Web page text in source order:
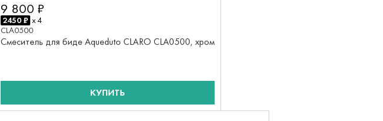
9 800 ₽
2450 ₽ x 4
CLA0500
Смеситель для биде Aqueduto CLARO CLA0500, хром
КУПИТЬ